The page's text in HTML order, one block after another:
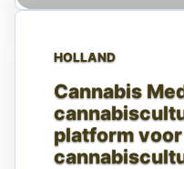
HOLLAND
Cannabis
platform